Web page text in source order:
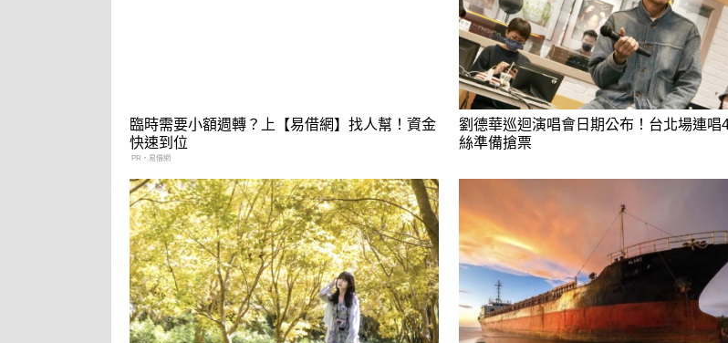
臨時需要小額週轉？上【易借網】找人幫！資金
快速到位
PR・易借網
劉德華巡迴演唱會日期公布！台北場連唱
絲準備搶票